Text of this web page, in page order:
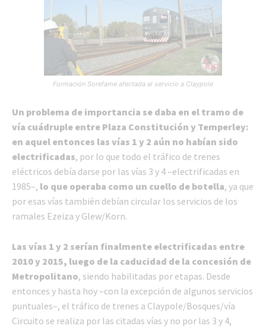
Formación Sorefame afectada al servicio a Claypole
Un problema de importancia se daba en el tramo de
vía cuádruple entre Plaza Constitución y Temperley:
en aquel entonces las vías 1 y 2 aún no habían sido
electrificadas, por lo que todo el tráfico de trenes
eléctricos debía darse por las vías 3 y 4 –electrificadas en
1985–, lo que operaba como un cuello de botella, ya que
por esas vías también debían circular los servicios de los
ramales Ezeiza y Glew/Korn.
Las vías 1 y 2 serían finalmente electrificadas entre
2010 y 2015, luego de la caducidad de la concesión de
Metropolitano, siendo habilitadas por etapas. Desde
entonces y hasta hoy –con la excepción de algunos servicios
puntuales–, el tráfico de trenes a Claypole/Bosques/vía
Circuito se realiza por las citadas vías y no por las 3 y 4,